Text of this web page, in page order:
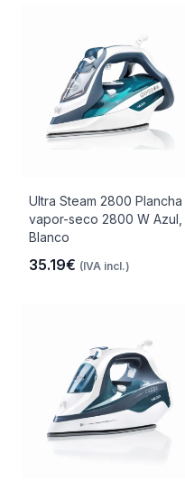
Ultra Steam 2800 Plancha
vapor-seco 2800 W Azul,
Blanco
35.19€ (IVA incl.)